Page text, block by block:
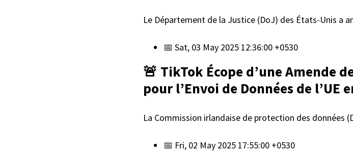
Le Département de la Justice (DoJ) des États-Unis a
📅 Sat, 03 May 2025 12:36:00 +0530
🚨 TikTok Écope d’une Amende
pour l’Envoi de Données de l’UE
La Commission irlandaise de protection des données
📅 Fri, 02 May 2025 17:55:00 +0530